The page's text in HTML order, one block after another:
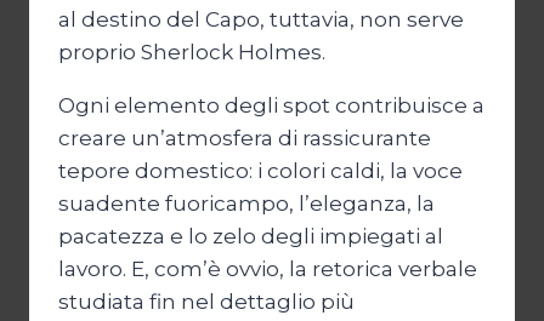
al destino del Capo, tuttavia, non serve
proprio Sherlock Holmes.
Ogni elemento degli spot contribuisce a
creare un’atmosfera di rassicurante
tepore domestico: i colori caldi, la voce
suadente fuoricampo, l’eleganza, la
pacatezza e lo zelo degli impiegati al
lavoro. E, com’è ovvio, la retorica verbale
studiata fin nel dettaglio più